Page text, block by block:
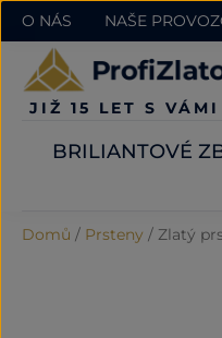
O NÁS NAŠE
JIŽ 15 LET S VÁMI
BRILIANTOVÉ
Domů / Prsteny / Zlatý